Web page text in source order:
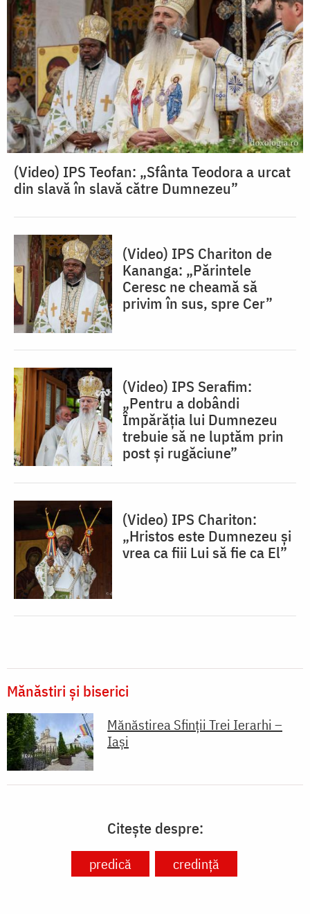
(Video) IPS Teofan: „Sfânta Teodora a urcat
din slavă în slavă către Dumnezeu”
(Video) IPS Chariton de
Kananga: „Părintele
Ceresc ne cheamă să
privim în sus, spre Cer”
(Video) IPS Serafim:
„Pentru a dobândi
Împărăția lui Dumnezeu
trebuie să ne luptăm prin
post și rugăciune”
(Video) IPS Chariton:
„Hristos este Dumnezeu și
vrea ca fiii Lui să fie ca El”
Mănăstiri și biserici
Mănăstirea Sfinții Trei Ierarhi –
Iași
Citește despre:
predică credință